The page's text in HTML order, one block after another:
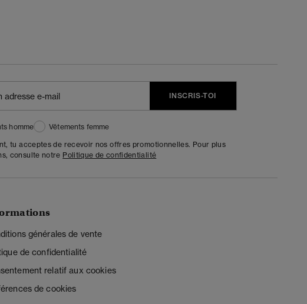
INSCRIS-TOI
homme
Vêtements femme
tu acceptes de recevoir nos offres promotionnelles. Pour plus
consulte notre Politique de confidentialité
générales de vente
de confidentialité
relatif aux cookies
de cookies